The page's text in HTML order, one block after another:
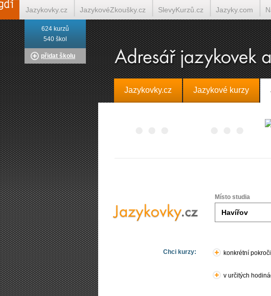
Jazykovky.cz Jazykové kurzy
Místo studia
Chci kurzy: konkrétní
v určitých
624 kurzů
540 škol
přidat školu
Jazykovky.cz JazykovéZkoušky.cz SlevyKurzů.cz Jazyky.com
Italština on-line Tlumočení-Překlady.cz Překládá.cz Tlumočí.cz